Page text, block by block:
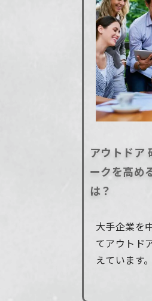
アウトドア
ークを高め
は？
大手企業を
てアウトド
えています
クの強化